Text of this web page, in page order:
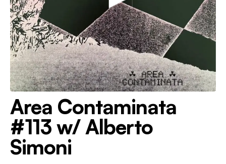
Area Contaminata
#113 w/ Alberto
Simoni